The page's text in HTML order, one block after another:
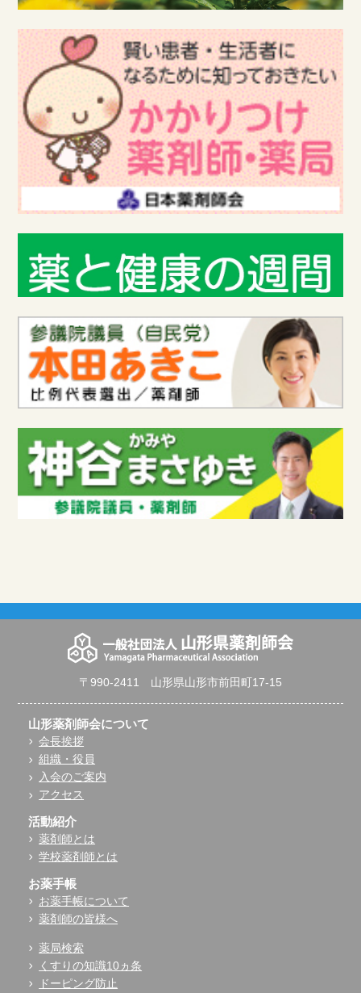
〒990-2411 山形県山形市前田町17-15
山形薬剤師会について
会長挨拶
組織・役員
入会のご案内
アクセス
活動紹介
薬剤師とは
学校薬剤師とは
お薬手帳
お薬手帳について
薬剤師の皆様へ
薬局検索
くすりの知識10ヵ条
ドーピング防止